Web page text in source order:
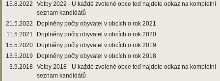
15.8.2022
Volby 2022 - U každé zvolené obce teď najdete odkaz na kompletní
seznam kandidátů
21.5.2022
Doplněny počty obyvatel v obcích o rok 2021
11.5.2021
Doplněny počty obyvatel v obcích o rok 2020
15.5.2020
Doplněny počty obyvatel v obcích o rok 2019
13.5.2019
Doplněny počty obyvatel v obcích o rok 2018
3.9.2018 Volby 2018 - U každé zvolené obce teď najdete odkaz na kompletní
seznam kandidátů